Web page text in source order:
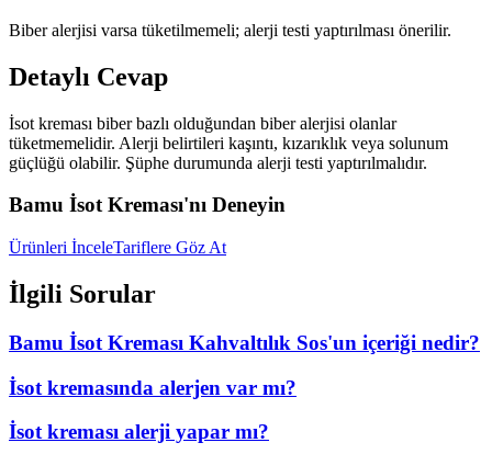
Biber alerjisi varsa tüketilmemeli; alerji testi yaptırılması önerilir.
Detaylı Cevap
İsot kreması biber bazlı olduğundan biber alerjisi olanlar
tüketmemelidir. Alerji belirtileri kaşıntı, kızarıklık veya solunum
güçlüğü olabilir. Şüphe durumunda alerji testi yaptırılmalıdır.
Bamu İsot Kreması'nı Deneyin
Ürünleri İnceleTariflere Göz At
İlgili Sorular
Bamu İsot Kreması Kahvaltılık Sos'un içeriği nedir?
İsot kremasında alerjen var mı?
İsot kreması alerji yapar mı?